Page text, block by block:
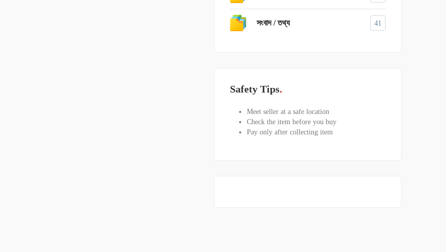
সংবাদ / তথ্য 41
Safety Tips
Meet seller at a safe location
Check the item before you buy
Pay only after collecting item